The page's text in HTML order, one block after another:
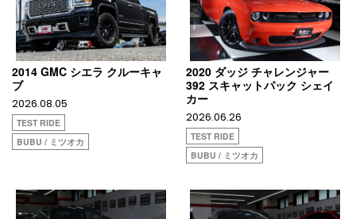
2014 GMC シエラ クルーキャ
ブ
2026.08.05
TEST RIDE
BUBU / ミツオカ
2020 ダッジ チャレンジャー
392 スキャットパック シェイ
カー
2026.06.26
TEST RIDE
BUBU / ミツオカ